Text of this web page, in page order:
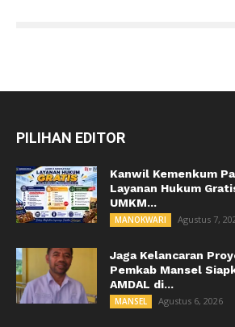
PILIHAN EDITOR
Kanwil Kemenkum
Layanan Hukum
UMKM...
MANOKWARI Agustus 7,
Jaga Kelancaran
Pemkab Mansel
AMDAL di...
MANSEL Agustus 6, 2026